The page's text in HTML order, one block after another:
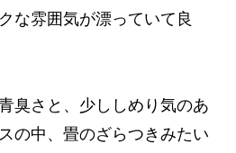
な雰囲気が漂っていて良
臭さと、少ししめり気のあ
の中、畳のざらつきみたい